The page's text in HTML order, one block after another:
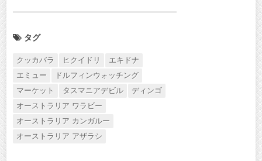
タグ
クッカバラ ヒクイドリ
エキドナ
エミュー
ドルフィンウォッチング
マーケット
タスマニアデビル
ディンゴ
オーストラリア ワラビー
オーストラリア カンガルー
オーストラリア アザラシ